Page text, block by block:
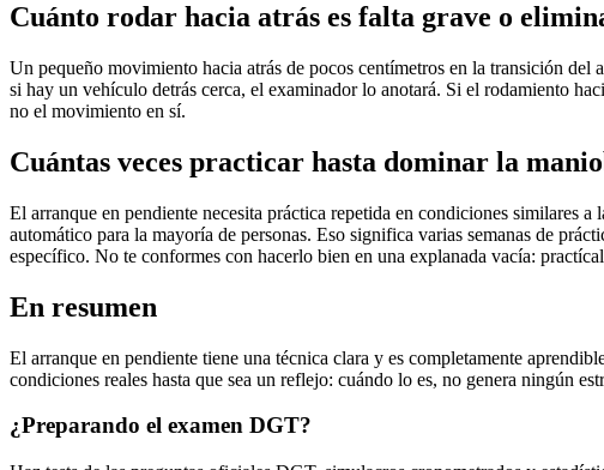
Cuánto rodar hacia atrás es falta grave o
Un pequeño movimiento hacia atrás de pocos centímetros en la transición del
si hay un vehículo detrás cerca, el examinador lo anotará. Si el rodamiento
no el movimiento en sí.
Cuántas veces practicar hasta dominar la
El arranque en pendiente necesita práctica repetida en condiciones similares
automático para la mayoría de personas. Eso significa varias semanas de
específico. No te conformes con hacerlo bien en una explanada vacía:
En resumen
El arranque en pendiente tiene una técnica clara y es completamente
condiciones reales hasta que sea un reflejo: cuándo lo es, no genera ningún
¿Preparando el examen DGT?